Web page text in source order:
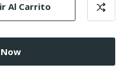
Al Carrito